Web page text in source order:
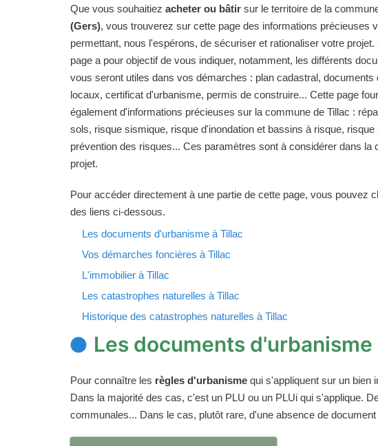
Que vous souhaitiez acheter ou bâtir sur le territoire de la
(Gers), vous trouverez sur cette page des informations précieuses
permettant, nous l'espérons, de sécuriser et rationaliser votre projet.
page a pour objectif de vous indiquer, notamment, les différents
vous seront utiles dans vos démarches : plan cadastral, documents
locaux, certificat d'urbanisme, permis de construire... Cette page
également d'informations précieuses sur la commune de Tillac :
sols, risque sismique, risque d'inondation et bassins à risque, risque
prévention des risques... Ces paramètres sont à considérer dans la
projet.
Pour accéder directement à une partie de cette page, vous pouvez
des liens ci-dessous.
Les documents d'urbanisme à Tillac
Vos démarches foncières à Tillac
L'immobilier à Tillac
Les catastrophes naturelles à Tillac
Historique des catastrophes naturelles à Tillac
Les documents d'urbanisme
Pour connaître les règles d'urbanisme qui s'appliquent sur un bien
Dans la majorité des cas, c'est un PLU ou un PLUi qui s'applique.
communales... Dans le cas, plutôt rare, d'une absence de